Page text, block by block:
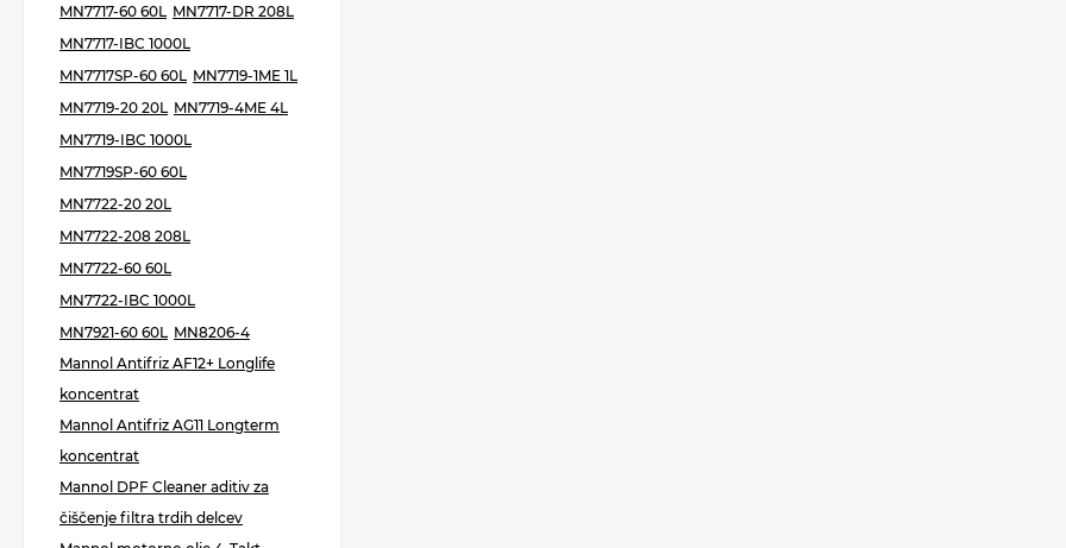
MN7717-60 60L MN7717-DR 208L
MN7717-IBC 1000L
MN7717SP-60 60L MN7719-1ME 1L
MN7719-20 20L MN7719-4ME 4L
MN7719-IBC 1000L
MN7719SP-60 60L
MN7722-20 20L
MN7722-208 208L
MN7722-60 60L
MN7722-IBC 1000L
MN7921-60 60L MN8206-4
Mannol Antifriz AF12+ Longlife
koncentrat
Mannol Antifriz AG11 Longterm
koncentrat
Mannol DPF Cleaner aditiv za
čiščenje filtra trdih delcev